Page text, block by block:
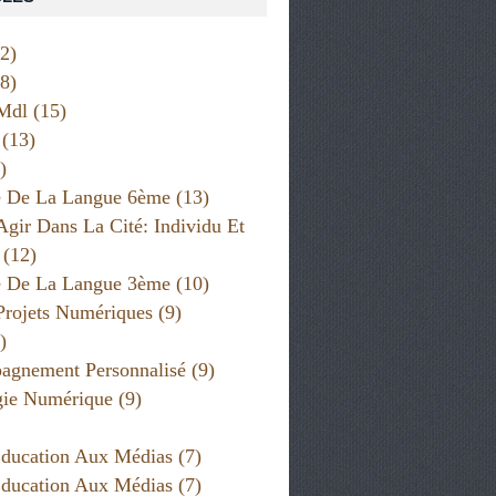
(15)
La Langue 6ème (13)
Dans La Cité: Individu Et
La Langue 3ème (10)
Numériques (9)
Personnalisé (9)
Numérique (9)
Aux Médias (7)
Aux Médias (7)